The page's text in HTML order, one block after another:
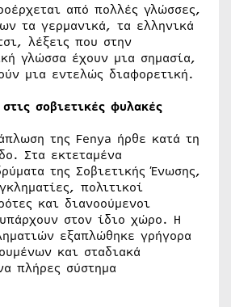
από πολλές γλώσσες,
τα γερμανικά, τα ελληνικά
λέξεις που στην
γλώσσα έχουν μια σημασία,
μια εντελώς διαφορετική.
σοβιετικές φυλακές
της Fenya ήρθε κατά τη
Στα εκτεταμένα
της Σοβιετικής Ένωσης,
πολιτικοί
και διανοούμενοι
στον ίδιο χώρο. Η
εξαπλώθηκε γρήγορα
και σταδιακά
πλήρες σύστημα